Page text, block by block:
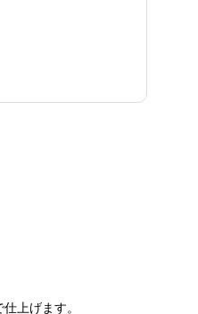
上げます。